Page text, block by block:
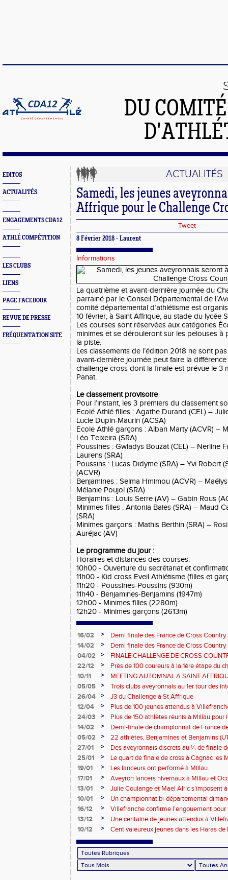
DU
EDITOS
ACTUALITÉS
ENGAGEMENTS CDA12
ATHLÉ COMPÉTITION
LES CLUBS
LIENS
PAGE FACEBOOK
REVUE DE PRESSE
FRÉQUENTATION SITE
ACTUALITÉS
Samedi, les jeunes
Affrique pour le Challenge
Tweet
8 Février 2018 - Laurent
Informations
La quatrième et avant-dernière journée du
parrainé par le Conseil Départemental de
comité départemental d’athlétisme est
10 février, à Saint Affrique, au stade du lycée
Les courses sont réservées aux catégories
minimes et se dérouleront sur les pelouses à
la piste.
Les classements de l’édition 2018 ne sont
avant-dernière journée peut faire la
challenge cross dont la finale est prévue le 3
Panat.
Le classement provisoire
Pour l’instant, les 3 premiers du classement
Ecolé Athlé filles : Agathe Durand (CEL) –
Lucie Dupin-Maurin (ACSA)
Ecole Athlé garçons : Alban Marty (ACVR) –
Léo Teixeira (SRA)
Poussines : Gwladys Bouzat (CEL) – Nerline
Laurens (SRA)
Poussins : Lucas Didyme (SRA) – Yvi Robert
(ACVR)
Benjamines : Selma Hmimou (ACVR) –
Mélanie Poujol (SRA)
Benjamins : Louis Serre (AV) – Gabin Rous
Minimes filles : Antonia Baies (SRA) – Maud
(SRA)
Minimes garçons : Mathis Berthin (SRA) –
Auréjac (AV)
Le programme du jour :
Horaires et distances des courses:
10h00 - Ouverture du secrétariat et
11h00 - Kid cross Eveil Athlétisme (filles et
11h20 - Poussines-Poussins (930m)
11h40 - Benjamines-Benjamins (1947m)
12h00 - Minimes filles (2280m)
12h20 - Minimes garçons (2613m)
16/02 >
Demi finale des France de Cross
BEF BEM a honoré le maillot!
14/02 >
Demi finale des France de Cross Country
sélection Aveyron BEF BEM motivée!
04/02 >
FINALE CHALLENGE DE CROSS
PANAT
22/12 >
Près de 100 coureurs à la 1ère étape du
de Rouergue
10/11 >
MEETING AUTOMNAL A SAINT
05/05
>
Trois clubs aveyronnais au 1er tour des
26/04
>
J3 du Challenge à St Affrique
12/04
>
Plus de 100 jeunes attendus à
24/03
>
Plus de 150 athlètes réunis à Millau
piste
14/02 >
Demi-finale de championnat de France
et Benjamins Aveyronnais dans la boue
05/02 >
22 athlètes, Benjamines et Benjamins
lors des 1/2 Finales des France de Cross
27/01 >
Des aveyronnais discrets au ¼ de finale
25/01
>
Le quart de finale de cross à Cagnac les
Tarbes
19/01 >
Les lanceurs ont performé à Millau.
17/01
>
Aveyron lancers hivernaux à Millau et
Bompas
13/01 >
Julie Coulange et Mael Alric s’imposent
10/01
>
Un championnat bi-départemental
la fête soit belle !!!
16/12 >
Villefranche confirme l’engouement pour
13/12
>
Une centaine de jeunes attendus à
10/12
> Cent valeureux jeunes dans les Haras de